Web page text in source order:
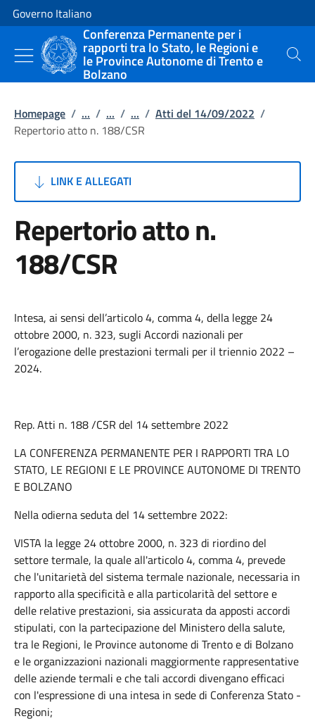
Vai al contenuto
Vai alla navigazione del sito
Governo Italiano
Conferenza Permanente per i
rapporti tra lo Stato, le Regioni e
le Province Autonome di Trento e
Bolzano
Cerca
Homepage / ... / ... / ... / Atti del 14/09/2022 /
Repertorio atto n. 188/CSR
LINK E ALLEGATI
Repertorio atto n.
188/CSR
Intesa, ai sensi dell’articolo 4, comma 4, della legge 24
ottobre 2000, n. 323, sugli Accordi nazionali per
l’erogazione delle prestazioni termali per il triennio 2022 –
2024.
Rep. Atti n. 188 /CSR del 14 settembre 2022
LA CONFERENZA PERMANENTE PER I RAPPORTI TRA LO
STATO, LE REGIONI E LE PROVINCE AUTONOME DI TRENTO
E BOLZANO
Nella odierna seduta del 14 settembre 2022:
VISTA la legge 24 ottobre 2000, n. 323 di riordino del
settore termale, la quale all'articolo 4, comma 4, prevede
che l'unitarietà del sistema termale nazionale, necessaria in
rapporto alla specificità e alla particolarità del settore e
delle relative prestazioni, sia assicurata da apposti accordi
stipulati, con la partecipazione del Ministero della salute,
tra le Regioni, le Province autonome di Trento e di Bolzano
e le organizzazioni nazionali maggiormente rappresentative
delle aziende termali e che tali accordi divengano efficaci
con l'espressione di una intesa in sede di Conferenza Stato -
Regioni;